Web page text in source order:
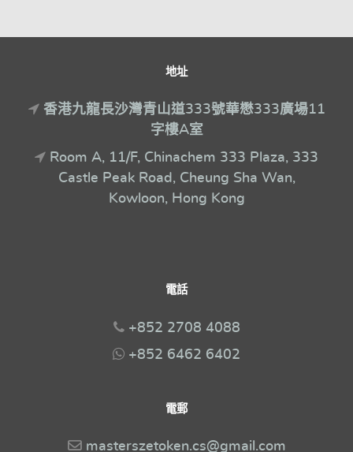
地址
香港九龍長沙灣青山道333號華懋333廣場11
字樓A室
Room A, 11/F, Chinachem 333 Plaza, 333
Castle Peak Road, Cheung Sha Wan,
Kowloon, Hong Kong
電話
+852 2708 4088
+852 6462 6402
電郵
masterszetoken.cs@gmail.com